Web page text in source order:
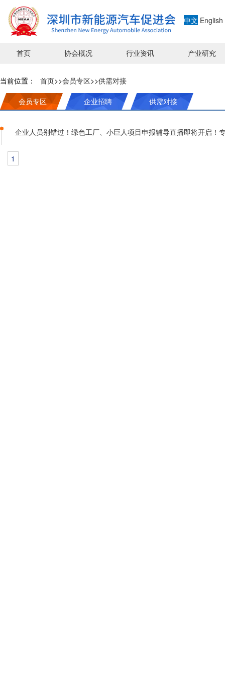
中文 English
首页 协会概况 行业资讯 产业研究
当前位置： 首页>>会员专区>>供需对接
会员专区 企业招聘 供需对接
企业人员别错过！绿色工厂、小巨人项目申报辅导直播即将开启！
1